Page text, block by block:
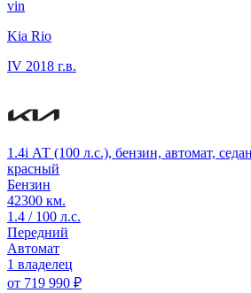
vin
Kia Rio
IV 2018 г.в.
1.4i АТ (100 л.с.), бензин, автомат,
красный
Бензин
42300 км.
1.4 / 100 л.с.
Передний
Автомат
1 владелец
от 719 990 ₽